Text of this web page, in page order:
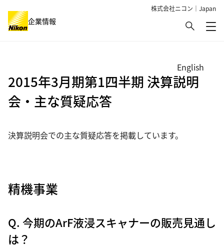
株式会社ニコン｜Japan
企業情報 検索
メ
2015年3月期第1四半期 決算説明
会・主な質疑応答
English
決算説明会での主な質疑応答を掲載しています。
精機事業
Q. 今期のArF液浸スキャナーの販売見通し
は？